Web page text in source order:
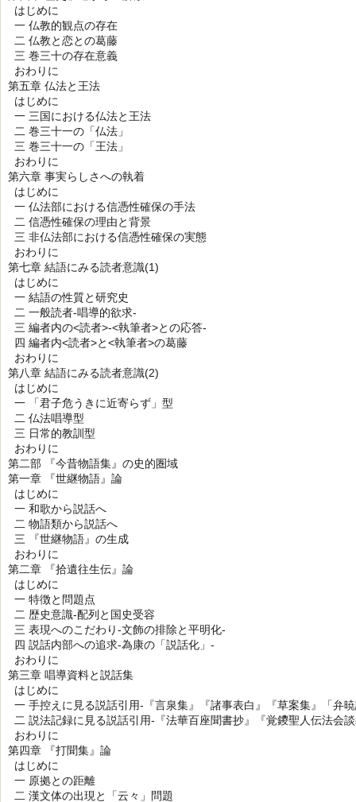
はじめに
一 仏教的観点の存在
二 仏教と恋との葛藤
三 巻三十の存在意義
おわりに
第五章 仏法と王法
はじめに
一 三国における仏法と王法
二 巻三十一の「仏法」
三 巻三十一の「王法」
おわりに
第六章 事実らしさへの執着
はじめに
一 仏法部における信憑性確保の手法
二 信憑性確保の理由と背景
三 非仏法部における信憑性確保の実態
おわりに
第七章 結語にみる読者意識(1)
はじめに
一 結語の性質と研究史
二 一般読者-唱導的欲求-
三 編者内の<読者>-<執筆者>との応答-
四 編者内<読者>と<執筆者>の葛藤
おわりに
第八章 結語にみる読者意識(2)
はじめに
一 「君子危うきに近寄らず」型
二 仏法唱導型
三 日常的教訓型
おわりに
第二部 『今昔物語集』の史的圏域
第一章 『世継物語』論
はじめに
一 和歌から説話へ
二 物語類から説話へ
三 『世継物語』の生成
おわりに
第二章 『拾遺往生伝』論
はじめに
一 特徴と問題点
二 歴史意識-配列と国史受容
三 表現へのこだわり-文飾の排除と平明化-
四 説話内部への追求-為康の「説話化」-
おわりに
第三章 唱導資料と説話集
はじめに
一 手控えに見る説話引用-『言泉集』『諸事表白』『草案集』「弁
二 説法記録に見る説話引用-『法華百座聞書抄』『覚鑁聖人伝法会
おわりに
第四章 『打聞集』論
はじめに
一 原拠との距離
二 漢文体の出現と「云々」問題